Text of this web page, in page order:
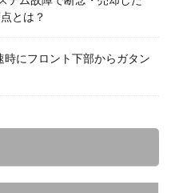
とは？
時にフロント下部からガタン